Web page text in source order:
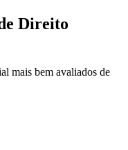
Direito
mais bem avaliados de